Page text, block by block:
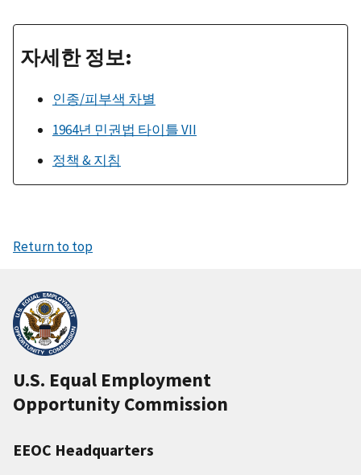
자세한 정보:
인종/피부색 차별
1964년 민권법 타이틀 VII
정책 & 지침
Return to top
U.S. Equal Employment
Opportunity Commission
EEOC Headquarters